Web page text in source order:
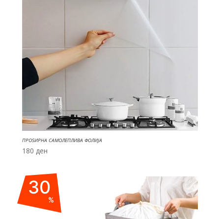
ПРОЅИРНА САМОЛЕПЛИВА ФОЛИЈА
180 ден
30
%